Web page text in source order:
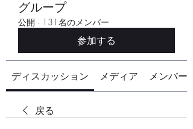
グループ
公開 · 131名のメンバー
参加する
ディスカッション メディア メンバー
戻る